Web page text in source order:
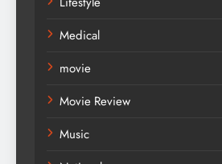
Medical
movie
Movie Review
Music